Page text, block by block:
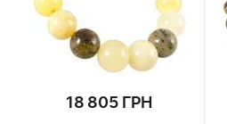
18 805 ГРН